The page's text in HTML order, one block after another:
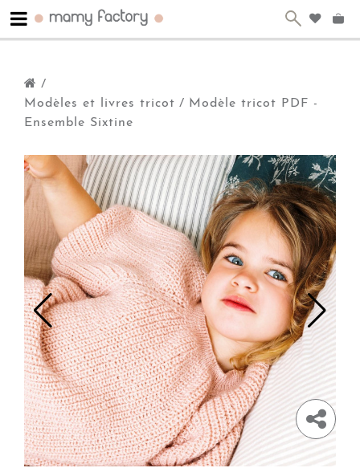
/
Modèles et livres tricot / Modèle tricot PDF -
Ensemble Sixtine